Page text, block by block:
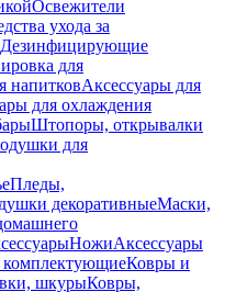
Освежители
ухода за
Дезинфицирующие
для
напитковАксессуары для
для охлаждения
Штопоры, открывалки
для
Пледы,
декоративныеМаски,
НожиАксессуары
Ковры и
шкурыКовры,